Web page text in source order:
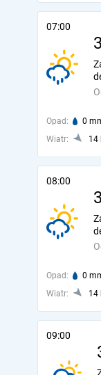
07:00
Opad: 0
Wiatr:
14
08:00
Opad: 0
Wiatr:
14
09:00